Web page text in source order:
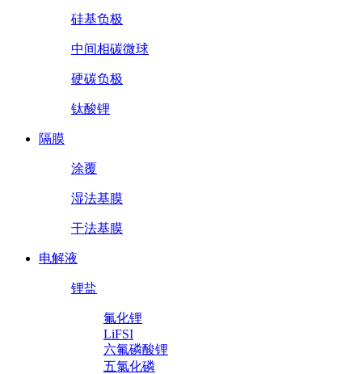
硅基负极
中间相碳微球
硬碳负极
钛酸锂
隔膜
涂覆
湿法基膜
干法基膜
电解液
锂盐
氟化锂
LiFSI
六氟磷酸锂
五氯化磷